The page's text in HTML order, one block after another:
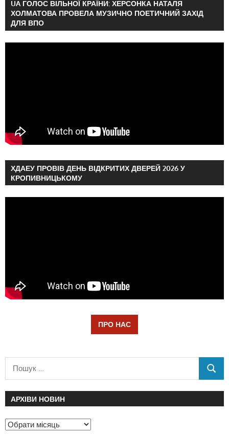
UA ГОЛОС ВІЛЬНОЇ КРАЇНИ: ХЕРСОНКА НАТАЛЯ
ХОЛМАТОВА ПРОВЕЛА МУЗИЧНО ПОЕТИЧНИЙ ЗАХІД
ДЛЯ ВПО
ХДАЕУ ПРОВІВ ДЕНЬ ВІДКРИТИХ ДВЕРЕЙ 2026 У
КРОПИВНИЦЬКОМУ
ПРО НАС
АРХІВИ НОВИН